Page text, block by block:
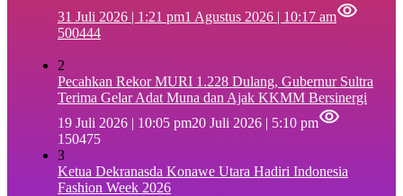
31 Juli 2026 | 1:21 pm1 Agustus 2026 | 10:17 am
500444
2
Pecahkan Rekor MURI 1.228 Dulang, Gubernur Sultra
Terima Gelar Adat Muna dan Ajak KKMM Bersinergi
19 Juli 2026 | 10:05 pm20 Juli 2026 | 5:10 pm
150475
3
Ketua Dekranasda Konawe Utara Hadiri Indonesia
Fashion Week 2026